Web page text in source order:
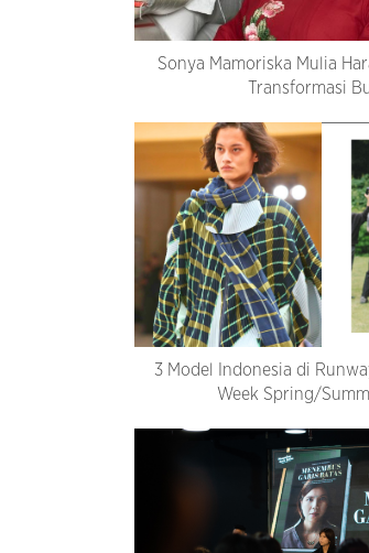
Sonya Mamoriska Mulia
Transformasi
3 Model Indonesia di
Week Spring/